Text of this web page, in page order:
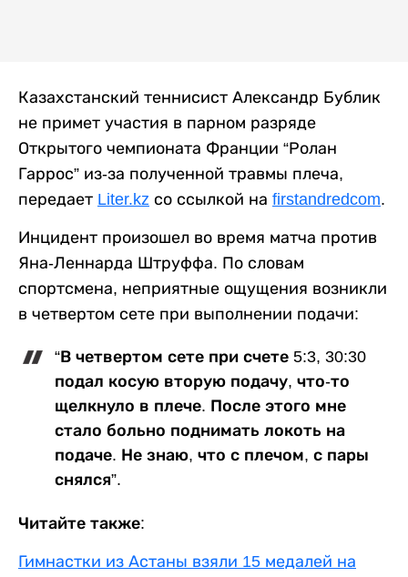
Казахстанский теннисист Александр Бублик
не примет участия в парном разряде
Открытого чемпионата Франции “Ролан
Гаррос” из-за полученной травмы плеча,
передает Liter.kz со ссылкой на firstandredcom.
Инцидент произошел во время матча против
Яна-Леннарда Штруффа. По словам
спортсмена, неприятные ощущения возникли
в четвертом сете при выполнении подачи:
“В четвертом сете при счете 5:3, 30:30
подал косую вторую подачу, что-то
щелкнуло в плече. После этого мне
стало больно поднимать локоть на
подаче. Не знаю, что с плечом, с пары
снялся”.
Читайте также:
Гимнастки из Астаны взяли 15 медалей на